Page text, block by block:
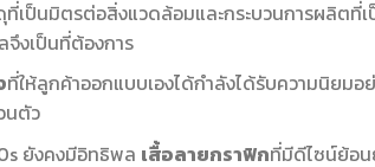
เป็นมิตรต่อสิ่งแวดล้อมและกระบวนการผลิตที่เ
จึงเป็นที่ต้องการ
ที่ให้ลูกค้าออกแบบเองได้กำลังได้รับความนิยมอ
นตัว
ยังคงมีอิทธิพล เสื้อลายกราฟิกที่มีดีไซน์ย้อ